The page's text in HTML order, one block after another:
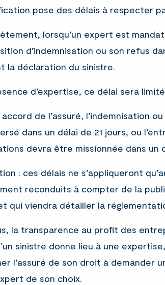
pose des délais à respecter
lorsqu’un expert est
d’indemnisation ou son refus
la déclaration du sinistre.
d’expertise, ce délai sera
de l’assuré, l’indemnisation
dans un délai de 21 jours, ou
devra être missionnée dans un
: ces délais ne s’appliqueront
reconduits à compter de la
qui viendra détailler la
la transparence au profit des
sinistre donne lieu à une
l’assuré de son droit à demander
de son choix.